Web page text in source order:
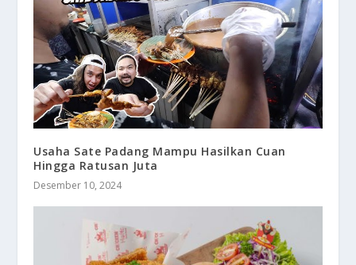
Usaha Sate Padang Mampu Hasilkan Cuan
Hingga Ratusan Juta
Desember 10, 2024